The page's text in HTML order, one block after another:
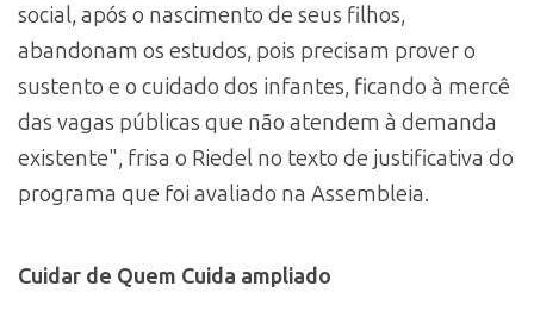
social, após o nascimento de seus filhos,
abandonam os estudos, pois precisam prover o
sustento e o cuidado dos infantes, ficando à mercê
das vagas públicas que não atendem à demanda
existente", frisa o Riedel no texto de justificativa do
programa que foi avaliado na Assembleia.
Cuidar de Quem Cuida ampliado